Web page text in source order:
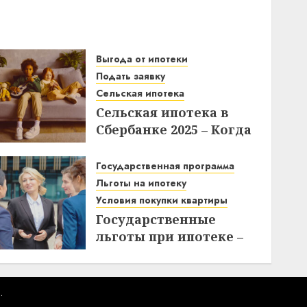
Выгода от ипотеки
Подать заявку
Сельская ипотека
Сельская ипотека в
Сбербанке 2025 – Когда
получить выгоду?
03.12.2025
Государственная программа
Льготы на ипотеку
Условия покупки квартиры
Государственные
льготы при ипотеке –